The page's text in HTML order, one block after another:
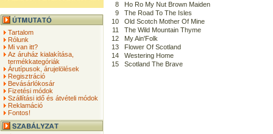
Tartalom
Rólunk
Mi van itt?
Az áruház kialakítása,
termékkategóriák
Árutípusok, árujelölések
Regisztráció
Bevásárlókosár
Fizetési módok
Szállítási idő és átvételi módok
Reklamáció
Fontos!
8
Ho Ro My Nut Brown Maiden
9
The Road To The Isles
10
Old Scotch Mother Of Mine
11
The Wild Mountain Thyme
12
My Ain'Folk
13
Flower Of Scotland
14
Westering Home
15
Scotland The Brave